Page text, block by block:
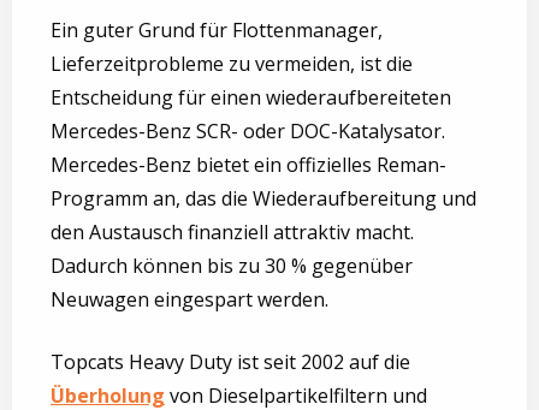
Ein guter Grund für Flottenmanager,
Lieferzeitprobleme zu vermeiden, ist die
Entscheidung für einen wiederaufbereiteten
Mercedes-Benz SCR- oder DOC-Katalysator.
Mercedes-Benz bietet ein offizielles Reman-
Programm an, das die Wiederaufbereitung und
den Austausch finanziell attraktiv macht.
Dadurch können bis zu 30 % gegenüber
Neuwagen eingespart werden.
Topcats Heavy Duty ist seit 2002 auf die
Überholung von Dieselpartikelfiltern und